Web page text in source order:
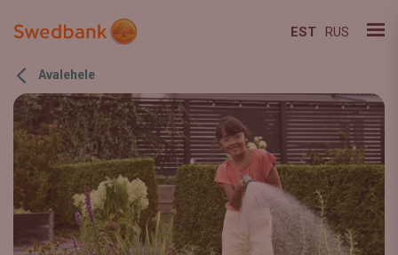
EST RUS
Avalehele